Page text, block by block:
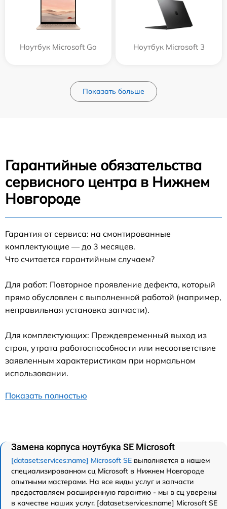
Ноутбук Microsoft Go Ноутбук Microsoft 3
Показать больше
Гарантийные обязательства
сервисного центра в Нижнем
Новгороде
Гарантия от сервиса: на смонтированные
комплектующие — до 3 месяцев.
Что считается гарантийным случаем?
Для работ: Повторное проявление дефекта, который
прямо обусловлен с выполненной работой (например,
неправильная установка запчасти).
Для комплектующих: Преждевременный выход из
строя, утрата работоспособности или несоответствие
заявленным характеристикам при нормальном
использовании.
Показать полностью
Замена корпуса ноутбука SE Microsoft
[dataset:services:name] Microsoft SE выполняется в нашем
специализированном сц Microsoft в Нижнем Новгороде
опытными мастерами. На все виды услуг и запчасти
предоставляем расширенную гарантию - мы в сц уверены
в качестве наших услуг. [dataset:services:name] Microsoft SE